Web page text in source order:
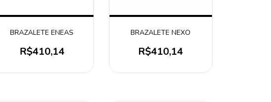
BRAZALETE ENEAS
R$410,14
BRAZALETE NEXO
R$410,14